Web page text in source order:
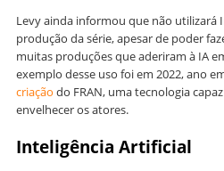
Levy ainda informou que não utilizará
produção da série, apesar de poder
muitas produções que aderiram à IA
exemplo desse uso foi em 2022, ano
criação do FRAN, uma tecnologia
envelhecer os atores.
Inteligência Artificial